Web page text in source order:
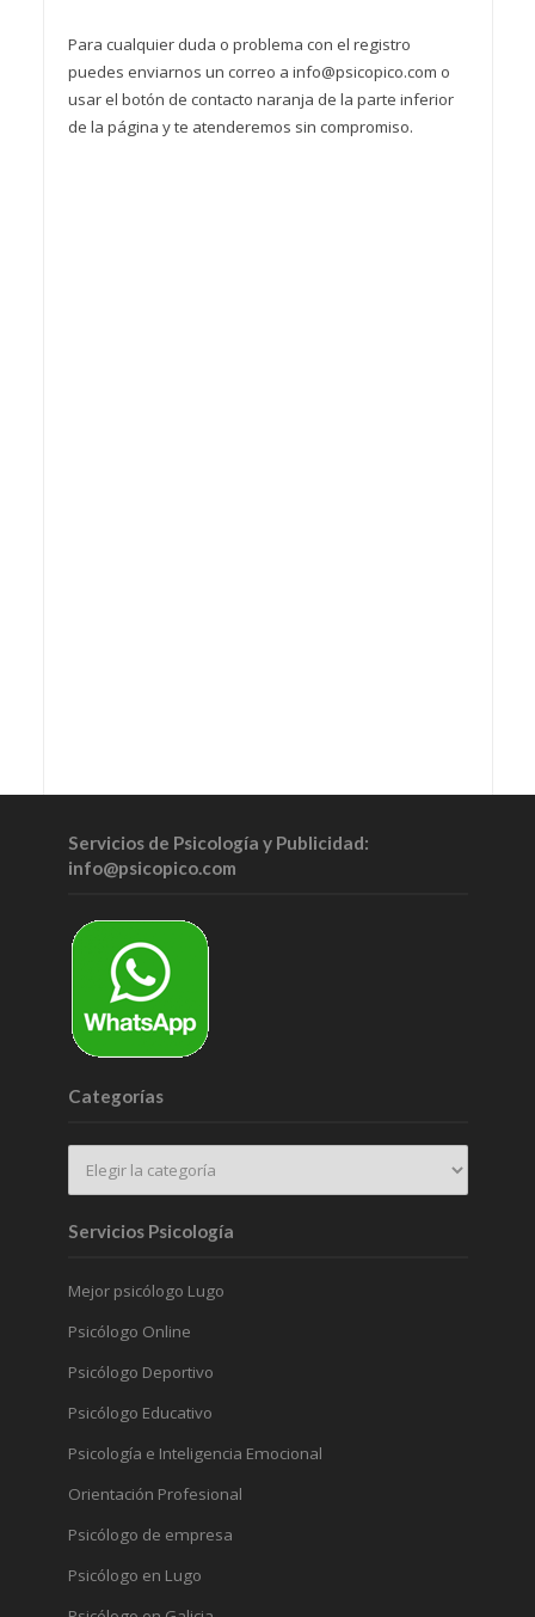
Para cualquier duda o problema con el registro
puedes enviarnos un correo a info@psicopico.com o
usar el botón de contacto naranja de la parte inferior
de la página y te atenderemos sin compromiso.
Servicios de Psicología y Publicidad:
info@psicopico.com
Categorías
Servicios Psicología
Mejor psicólogo Lugo
Psicólogo Online
Psicólogo Deportivo
Psicólogo Educativo
Psicología e Inteligencia Emocional
Orientación Profesional
Psicólogo de empresa
Psicólogo en Lugo